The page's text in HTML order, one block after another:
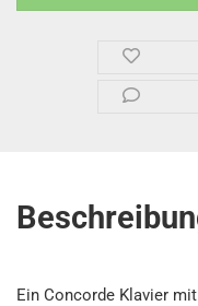
Ein Concorde Klavier